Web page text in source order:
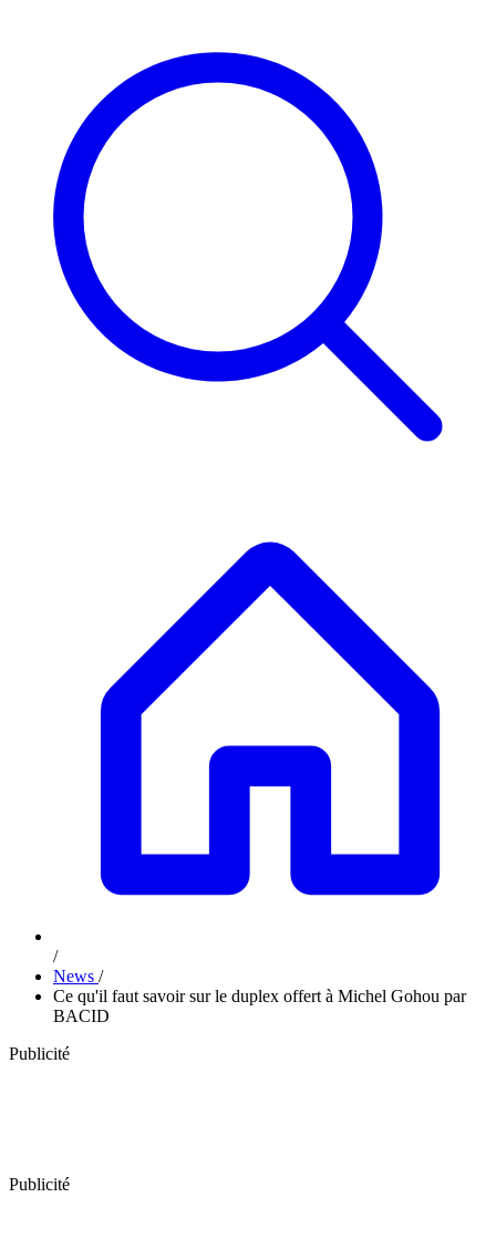
/
News /
Ce qu'il faut savoir sur le duplex offert à Michel Gohou par
BACID
Publicité
Publicité